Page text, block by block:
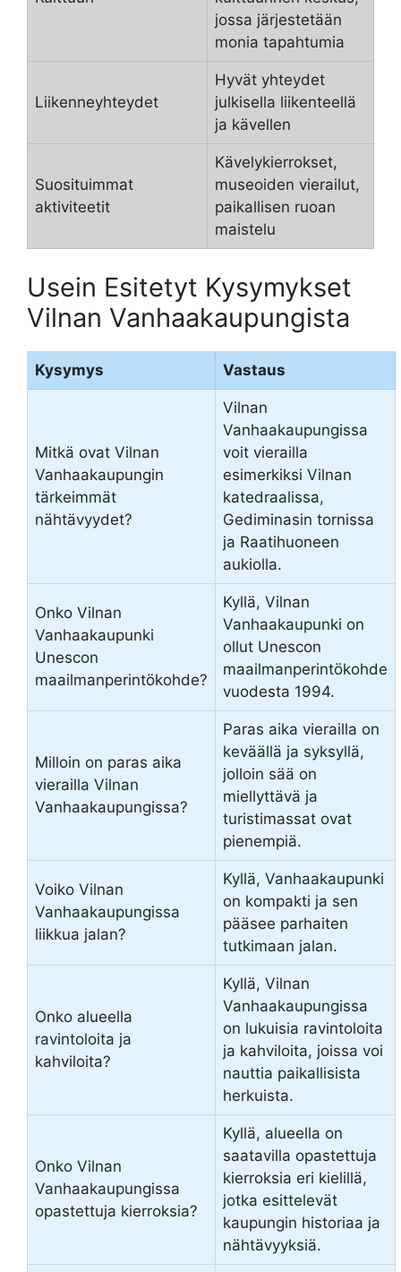
jossa järjestetään
monia tapahtumia
Liikenneyhteydet
Hyvät yhteydet
julkisella liikenteellä
ja kävellen
Suosituimmat
aktiviteetit
Kävelykierrokset,
museoiden vierailut,
paikallisen ruoan
maistelu
Usein Esitetyt Kysymykset
Vilnan Vanhaakaupungista
Kysymys Vastaus
Mitkä ovat Vilnan
Vanhaakaupungin
tärkeimmät
nähtävyydet?
Vilnan
Vanhaakaupungissa
voit vierailla
esimerkiksi Vilnan
katedraalissa,
Gediminasin tornissa
ja Raatihuoneen
aukiolla.
Onko Vilnan
Vanhaakaupunki
Unescon
maailmanperintökohde?
Kyllä, Vilnan
Vanhaakaupunki on
ollut Unescon
maailmanperintökohde
vuodesta 1994.
Milloin on paras aika
vierailla Vilnan
Vanhaakaupungissa?
Paras aika vierailla on
keväällä ja syksyllä,
jolloin sää on
miellyttävä ja
turistimassat ovat
pienempiä.
Voiko Vilnan
Vanhaakaupungissa
liikkua jalan?
Kyllä, Vanhaakaupunki
on kompakti ja sen
pääsee parhaiten
tutkimaan jalan.
Onko alueella
ravintoloita ja
kahviloita?
Kyllä, Vilnan
Vanhaakaupungissa
on lukuisia ravintoloita
ja kahviloita, joissa voi
nauttia paikallisista
herkuista.
Onko Vilnan
Vanhaakaupungissa
opastettuja kierroksia?
Kyllä, alueella on
saatavilla opastettuja
kierroksia eri kielillä,
jotka esittelevät
kaupungin historiaa ja
nähtävyyksiä.